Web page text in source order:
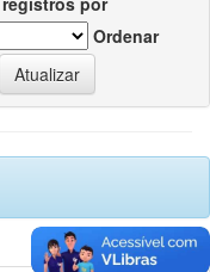
Ordenar